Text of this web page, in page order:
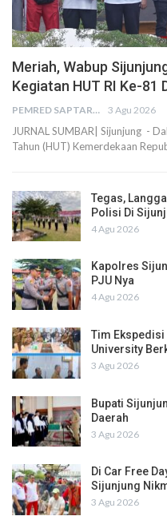
Meriah, Wabup
Kegiatan HUT RI Ke-81
PEMRED SAPTARIUS 3 Agu 2026
JURNAL SUMBAR| Sijunjung -
Tahun (HUT) Kemerdekaan
Tegas,
Polisi Di
4 Agu 2026
Kapolres
PJU Nya
4 Agu 2026
Tim Ekspedisi
University
3 Agu 2026
Bupati
Daerah
3 Agu 2026
Di Car Free
Sijunjung
3 Agu 2026